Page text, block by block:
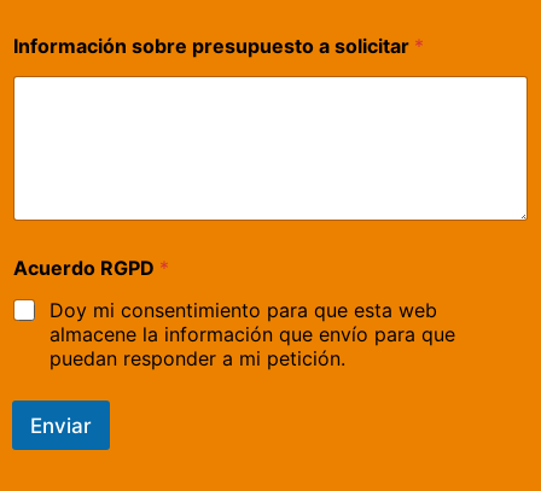
Información sobre presupuesto a solicitar *
Acuerdo RGPD *
Doy mi consentimiento para que esta web
almacene la información que envío para que
puedan responder a mi petición.
Enviar